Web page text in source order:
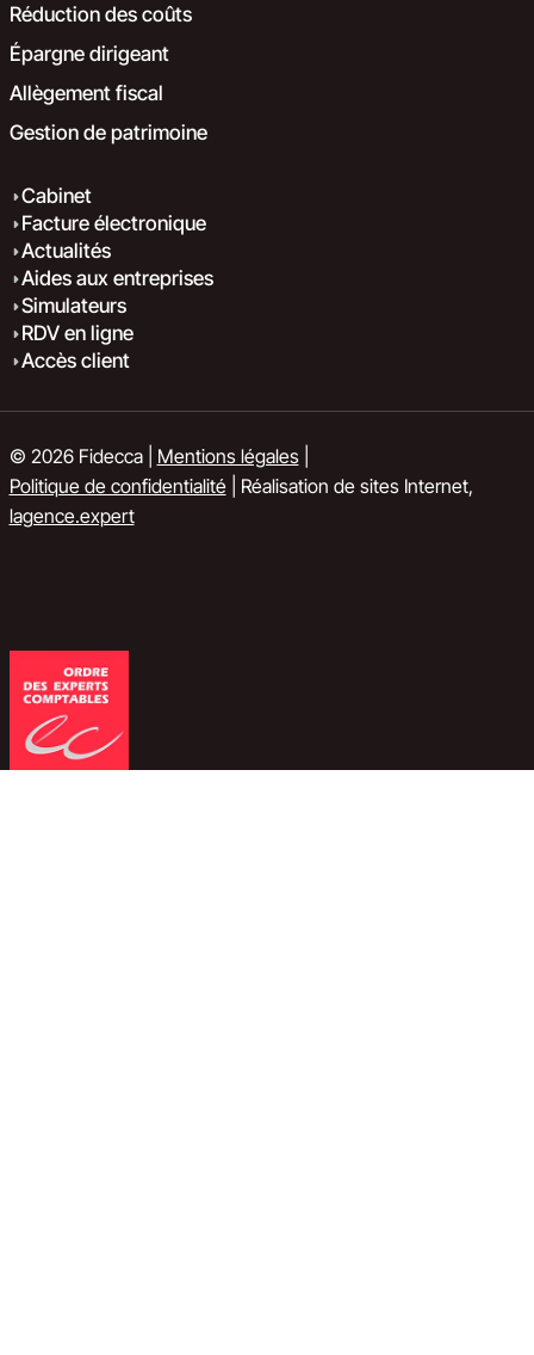
Réduction des coûts
Épargne dirigeant
Allègement fiscal
Gestion de patrimoine
Cabinet
Facture électronique
Actualités
Aides aux entreprises
Simulateurs
RDV en ligne
Accès client
© 2026 Fidecca | Mentions légales|
Politique de confidentialité| Réalisation de sites Internet,
lagence.expert